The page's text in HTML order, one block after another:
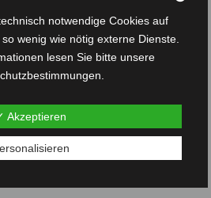
notwendige Cookies auf
wenig wie nötig externe Dienste.
lesen Sie bitte unsere
Akzeptieren